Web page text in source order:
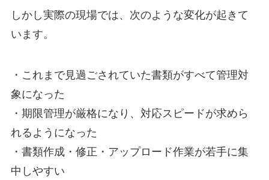
しかし実際の現場では、次のような変化が起きて
います。
・これまで見過ごされていた書類がすべて管理対
象になった
・期限管理が厳格になり、対応スピードが求めら
れるようになった
・書類作成・修正・アップロード作業が若手に集
中しやすい